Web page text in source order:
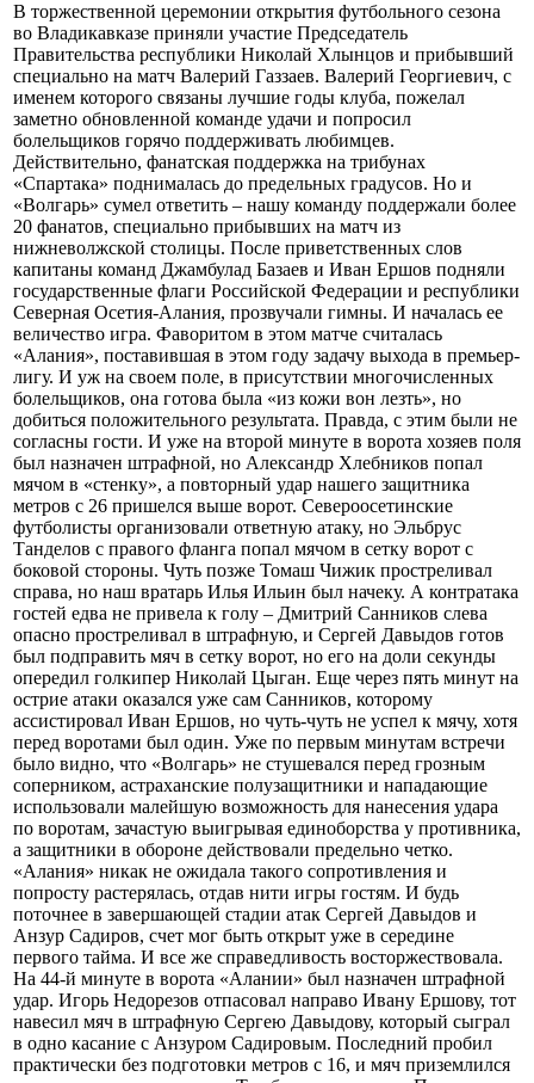
В торжественной церемонии открытия футбольного сезона
во Владикавказе приняли участие Председатель
Правительства республики Николай Хлынцов и прибывший
специально на матч Валерий Газзаев. Валерий Георгиевич, с
именем которого связаны лучшие годы клуба, пожелал
заметно обновленной команде удачи и попросил
болельщиков горячо поддерживать любимцев.
Действительно, фанатская поддержка на трибунах
«Спартака» поднималась до предельных градусов. Но и
«Волгарь» сумел ответить – нашу команду поддержали более
20 фанатов, специально прибывших на матч из
нижневолжской столицы. После приветственных слов
капитаны команд Джамбулад Базаев и Иван Ершов подняли
государственные флаги Российской Федерации и республики
Северная Осетия-Алания, прозвучали гимны. И началась ее
величество игра. Фаворитом в этом матче считалась
«Алания», поставившая в этом году задачу выхода в премьер-
лигу. И уж на своем поле, в присутствии многочисленных
болельщиков, она готова была «из кожи вон лезть», но
добиться положительного результата. Правда, с этим были не
согласны гости. И уже на второй минуте в ворота хозяев поля
был назначен штрафной, но Александр Хлебников попал
мячом в «стенку», а повторный удар нашего защитника
метров с 26 пришелся выше ворот. Североосетинские
футболисты организовали ответную атаку, но Эльбрус
Танделов с правого фланга попал мячом в сетку ворот с
боковой стороны. Чуть позже Томаш Чижик простреливал
справа, но наш вратарь Илья Ильин был начеку. А контратака
гостей едва не привела к голу – Дмитрий Санников слева
опасно простреливал в штрафную, и Сергей Давыдов готов
был подправить мяч в сетку ворот, но его на доли секунды
опередил голкипер Николай Цыган. Еще через пять минут на
острие атаки оказался уже сам Санников, которому
ассистировал Иван Ершов, но чуть-чуть не успел к мячу, хотя
перед воротами был один. Уже по первым минутам встречи
было видно, что «Волгарь» не стушевался перед грозным
соперником, астраханские полузащитники и нападающие
использовали малейшую возможность для нанесения удара
по воротам, зачастую выигрывая единоборства у противника,
а защитники в обороне действовали предельно четко.
«Алания» никак не ожидала такого сопротивления и
попросту растерялась, отдав нити игры гостям. И будь
поточнее в завершающей стадии атак Сергей Давыдов и
Анзур Садиров, счет мог быть открыт уже в середине
первого тайма. И все же справедливость восторжествовала.
На 44-й минуте в ворота «Алании» был назначен штрафной
удар. Игорь Недорезов отпасовал направо Ивану Ершову, тот
навесил мяч в штрафную Сергею Давыдову, который сыграл
в одно касание с Анзуром Садировым. Последний пробил
практически без подготовки метров с 16, и мяч приземлился